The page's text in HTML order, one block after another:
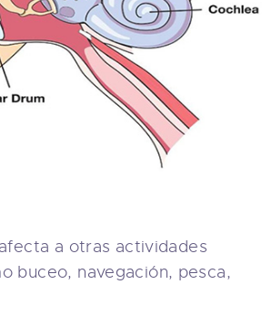
a otras actividades
buceo, navegación, pesca,